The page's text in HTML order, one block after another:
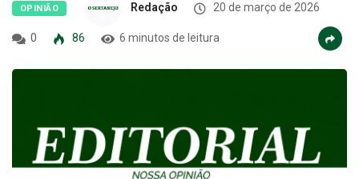
OPINIÃO Redação 20 de março de 2026
0 86 6 minutos de leitura